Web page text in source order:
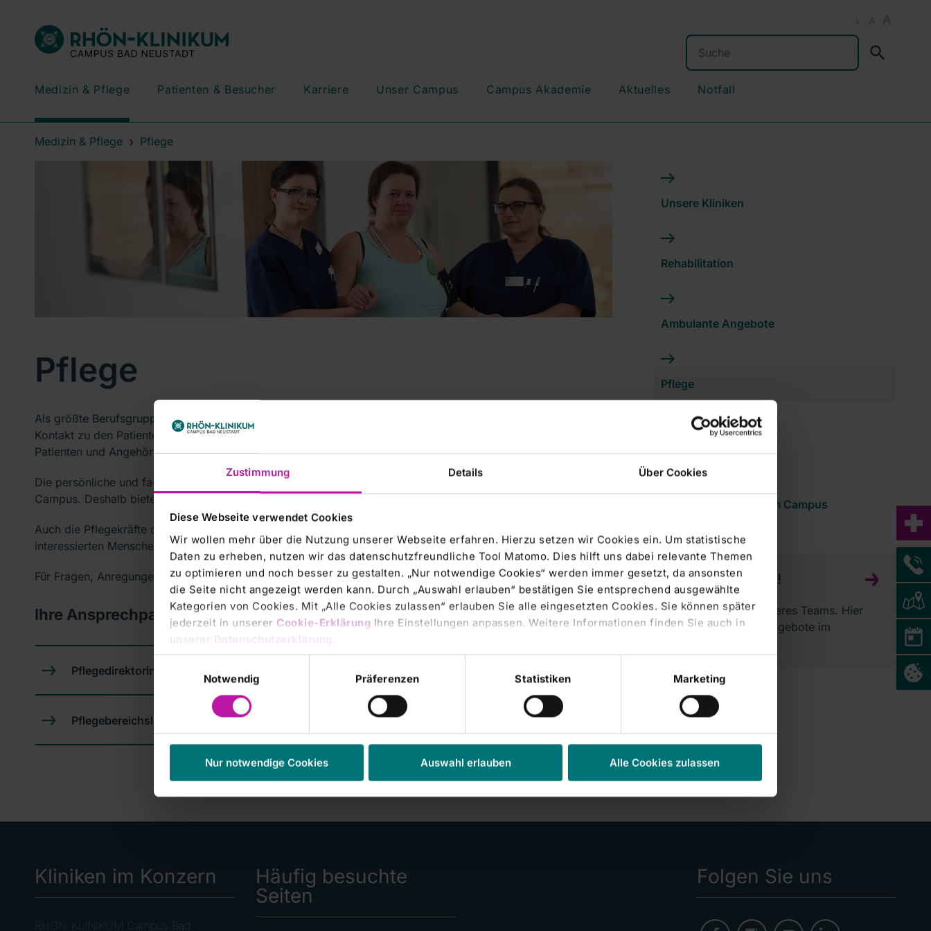
Zustimmung Details Über Cookies
Diese Webseite verwendet Cookies
Wir wollen mehr über die Nutzung unserer Webseite erfahren. Hierzu setzen wir Cookies ein. Um statistische
Daten zu erheben, nutzen wir das datenschutzfreundliche Tool Matomo. Dies hilft uns dabei relevante Themen
zu optimieren und noch besser zu gestalten. „Nur notwendige Cookies“ werden immer gesetzt, da ansonsten
die Seite nicht angezeigt werden kann. Durch „Auswahl erlauben“ bestätigen Sie entsprechend ausgewählte
Kategorien von Cookies. Mit „Alle Cookies zulassen“ erlauben Sie alle eingesetzten Cookies. Sie können später
jederzeit in unserer Cookie-Erklärung Ihre Einstellungen anpassen. Weitere Informationen finden Sie auch in
unserer Datenschutzerklärung
Notwendig
Präferenzen Statistiken Marketing
Nur notwendige Cookies Auswahl erlauben Alle Cookies zulassen
A A A
Suchen
Medizin & Pflege Patienten & Besucher Karriere Unser Campus Campus Akademie Aktuelles Notfall
Medizin & Pflege Pflege
Pflege
Als größte Berufsgruppe des RHÖN-KLINIKUM Campus Bad Neustadt und als Gruppe, die den intensivsten
Kontakt zu den Patienten pflegt, ist es uns ein besonderes Anliegen, uns individuell um die Bedürfnisse der
Patienten und Angehörigen zu kümmern.
Die persönliche und fachliche Kompetenz unserer Mitarbeiter besitzt einen hohen Stellenwert an unserem
Campus. Deshalb bieten wir umfangreiche
Auch die Pflegekräfte der Zukunft qualifizieren wir in unserer
interessierten Menschen die Möglichkeit, bei uns ein Praktikum zu absolvieren.
Für Fragen, Anregungen oder sonstige Rückmeldungen stehen wir Ihnen gern zur Verfügung.
Ihre Ansprechpartner
Pflegedirektorin
Pflegebereichsleitungen
Unsere Kliniken
Rehabilitation
Ambulante Angebote
Pflege
Selbsthilfegruppen am Campus
JETZT BEWERBEN!
Werden Sie ein Teil unseres Teams. Hier
finden Sie alle Stellenangebote im
Kliniken im Konzern
RHÖN-KLINIKUM Campus Bad
Häufig besuchte
Seiten
Folgen Sie uns